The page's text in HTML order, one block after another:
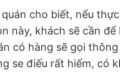
cho biết, nếu
này, khách sẽ cần để
có hàng sẽ gọi thông
se điếu rất hiếm, có